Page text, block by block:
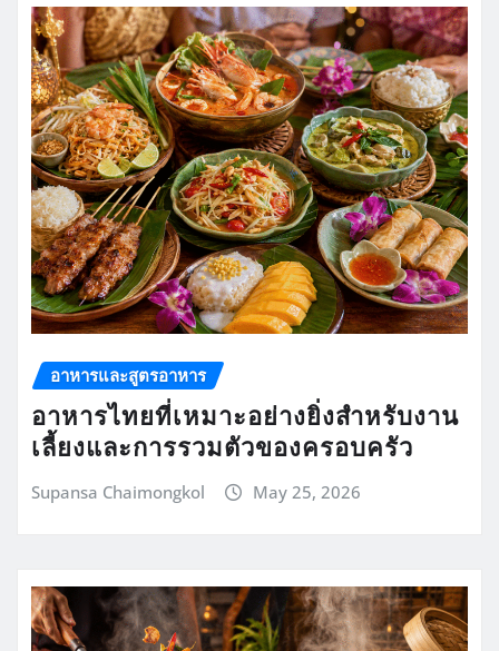
อาหารและสูตรอาหาร
อาหารไทยที่เหมาะอย่างยิ่งสำหรับงาน
เลี้ยงและการรวมตัวของครอบครัว
Supansa Chaimongkol May 25, 2026